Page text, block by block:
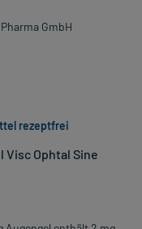
GmbH
Ophtal Sine
rezeptfrei